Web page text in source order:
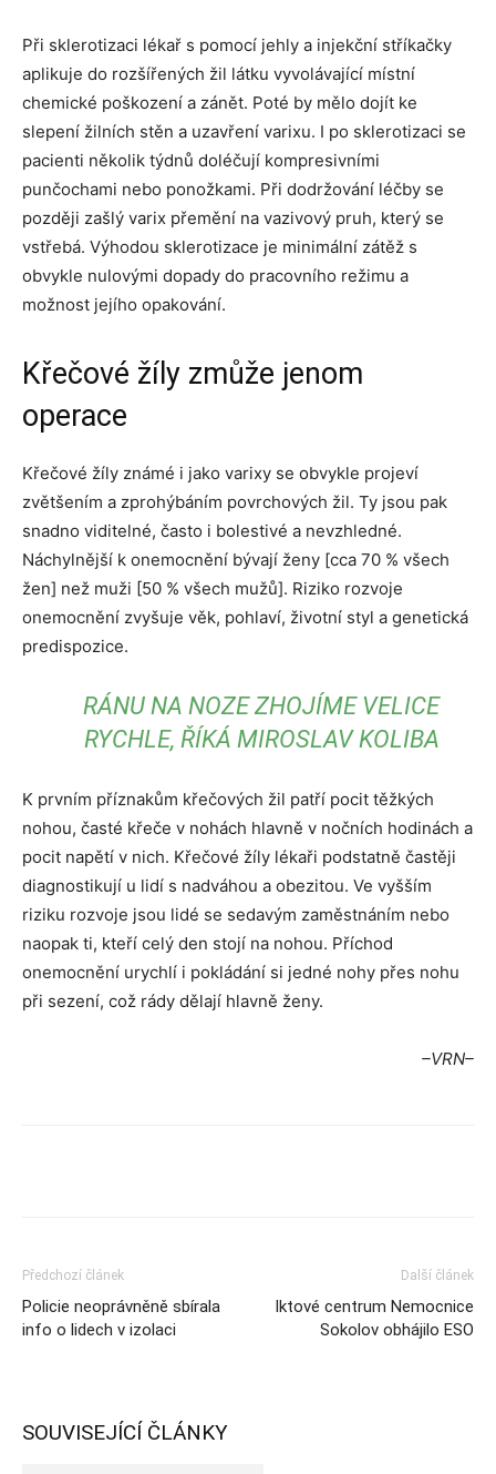
Při sklerotizaci lékař s pomocí jehly a injekční stříkačky
aplikuje do rozšířených žil látku vyvolávající místní
chemické poškození a zánět. Poté by mělo dojít ke
slepení žilních stěn a uzavření varixu. I po sklerotizaci se
pacienti několik týdnů doléčují kompresivními
punčochami nebo ponožkami. Při dodržování léčby se
později zašlý varix přemění na vazivový pruh, který se
vstřebá. Výhodou sklerotizace je minimální zátěž s
obvykle nulovými dopady do pracovního režimu a
možnost jejího opakování.
Křečové žíly zmůže jenom
operace
Křečové žíly známé i jako varixy se obvykle projeví
zvětšením a zprohýbáním povrchových žil. Ty jsou pak
snadno viditelné, často i bolestivé a nevzhledné.
Náchylnější k onemocnění bývají ženy [cca 70 % všech
žen] než muži [50 % všech mužů]. Riziko rozvoje
onemocnění zvyšuje věk, pohlaví, životní styl a genetická
predispozice.
RÁNU NA NOZE ZHOJÍME VELICE
RYCHLE, ŘÍKÁ MIROSLAV KOLIBA
K prvním příznakům křečových žil patří pocit těžkých
nohou, časté křeče v nohách hlavně v nočních hodinách a
pocit napětí v nich. Křečové žíly lékaři podstatně častěji
diagnostikují u lidí s nadváhou a obezitou. Ve vyšším
riziku rozvoje jsou lidé se sedavým zaměstnáním nebo
naopak ti, kteří celý den stojí na nohou. Příchod
onemocnění urychlí i pokládání si jedné nohy přes nohu
při sezení, což rády dělají hlavně ženy.
–VRN–
Předchozí článek
Policie neoprávněně sbírala
info o lidech v izolaci
Další článek
Iktové centrum Nemocnice
Sokolov obhájilo ESO
SOUVISEJÍCÍ ČLÁNKY